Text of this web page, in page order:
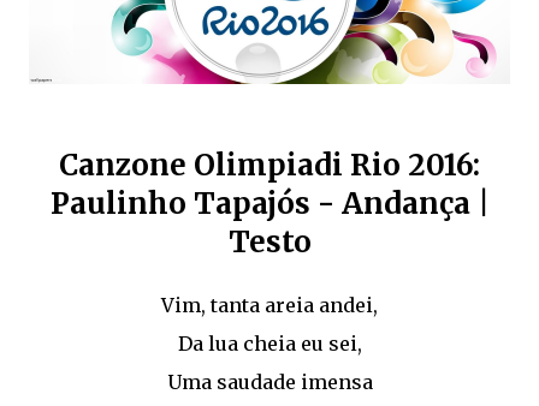
Canzone Olimpiadi Rio 2016:
Paulinho Tapajós - Andança |
Testo
Vim, tanta areia andei,
Da lua cheia eu sei,
Uma saudade imensa